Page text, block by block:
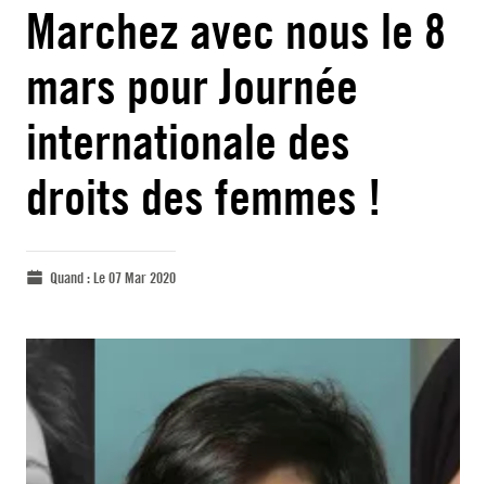
Marchez avec nous le 8
mars pour Journée
internationale des
droits des femmes !
Quand :Le 07 Mar 2020